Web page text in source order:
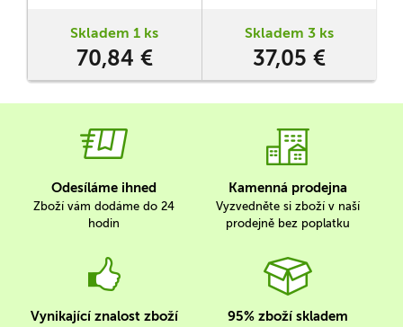
Skladem 1 ks
70,84 €
Skladem 3 ks
37,05 €
Odesíláme ihned
Zboží vám dodáme do 24
hodin
Kamenná prodejna
Vyzvedněte si zboží v naší
prodejně bez poplatku
Vynikající znalost zboží 95% zboží skladem